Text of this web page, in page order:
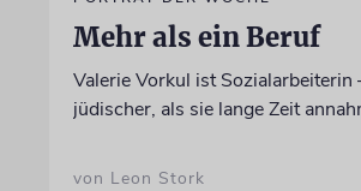
Mehr als ein Beruf
Valerie Vorkul ist Sozialarbeiterin
jüdischer, als sie lange Zeit
von Leon Stork